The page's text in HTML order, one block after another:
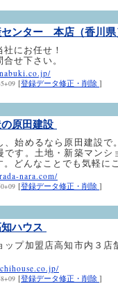
ンター 本店（香川県
にお任せ！
せ下さい。
[登録データ修正・削除 ]
原田建設
、始めるなら原田建設
です。土地・新築マンシ
。どんなことでも気軽に
nara.com/
[登録データ修正・削除 ]
ハウス
ップ加盟店高知市内３
[登録データ修正・削除 ]